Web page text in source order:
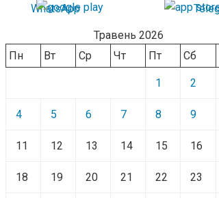
Травень 2026
Пн
Вт Ср Чт Пт Сб
1 2
4 5 6 7 8 9
11 12 13 14 15 16
18 19 20 21 22 23